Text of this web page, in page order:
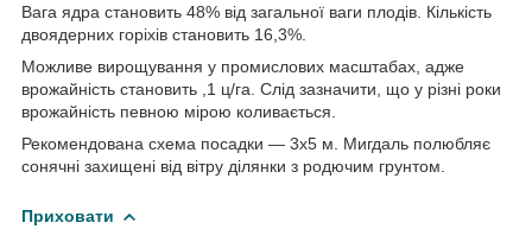
Вага ядра становить 48% від загальної ваги плодів. Кількість
двоядерних горіхів становить 16,3%.
Можливе вирощування у промислових масштабах, адже
врожайність становить ,1 ц/га. Слід зазначити, що у різні роки
врожайність певною мірою коливається.
Рекомендована схема посадки — 3х5 м. Мигдаль полюбляє
сонячні захищені від вітру ділянки з родючим грунтом.
Приховати